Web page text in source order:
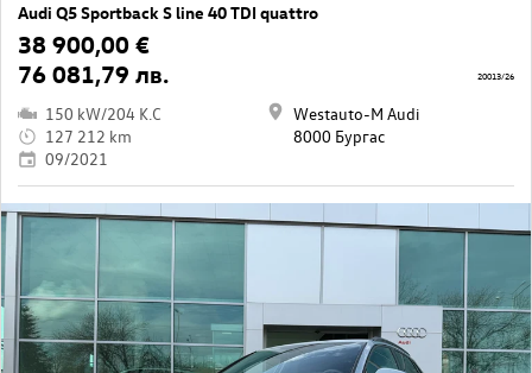
Audi Q5 Sportback S line 40 TDI quattro
38 900,00 €
76 081,79 лв.
150 kW/204 K.C
127 212 km
09/2021
Westauto-M Audi
8000 Бургас
20013/26